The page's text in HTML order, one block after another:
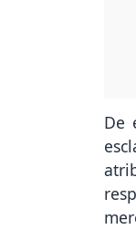
De